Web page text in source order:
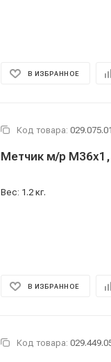
В ИЗБРАННОЕ
Код товара:
Метчик м/р
Вес: 1.2 кг.
В ИЗБРАННОЕ
Код товара: